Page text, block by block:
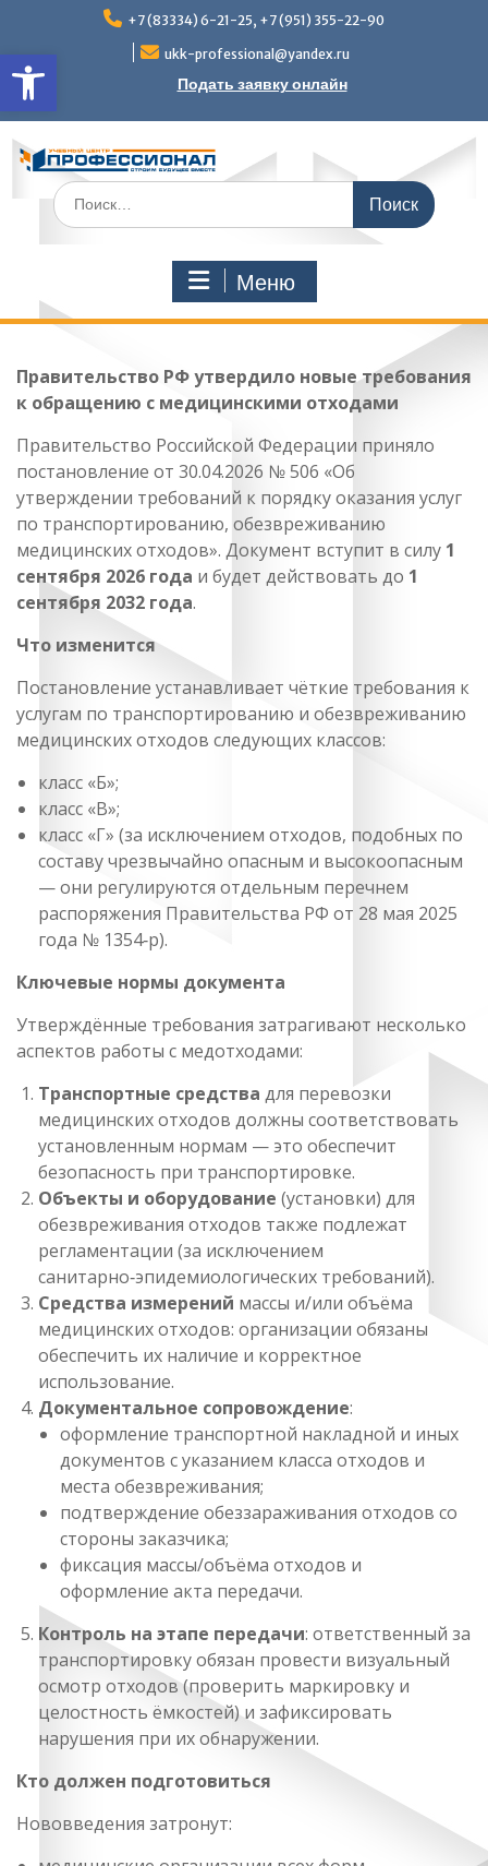
Открыть панель
содержимому
+7 (83334) 6-21-25, +7 (951) 355-22-90
ukk-professional@yandex.ru
Подать заявку онлайн
Поиск
по:
Меню
Правительство РФ утвердило новые требования
к обращению с медицинскими отходами
Правительство Российской Федерации приняло
постановление от 30.04.2026 № 506 «Об
утверждении требований к порядку оказания услуг
по транспортированию, обезвреживанию
медицинских отходов». Документ вступит в силу 1
сентября 2026 года и будет действовать до 1
сентября 2032 года.
Что изменится
Постановление устанавливает чёткие требования к
услугам по транспортированию и обезвреживанию
медицинских отходов следующих классов:
класс «Б»;
класс «В»;
класс «Г» (за исключением отходов, подобных по
составу чрезвычайно опасным и высокоопасным
— они регулируются отдельным перечнем
распоряжения Правительства РФ от 28 мая 2025
года № 1354‑р).
Ключевые нормы документа
Утверждённые требования затрагивают несколько
аспектов работы с медотходами:
Транспортные средства для перевозки
медицинских отходов должны соответствовать
установленным нормам — это обеспечит
безопасность при транспортировке.
Объекты и оборудование (установки) для
обезвреживания отходов также подлежат
регламентации (за исключением
санитарно‑эпидемиологических требований).
Средства измерений массы и/или объёма
медицинских отходов: организации обязаны
обеспечить их наличие и корректное
использование.
Документальное сопровождение:
оформление транспортной накладной и иных
документов с указанием класса отходов и
места обезвреживания;
подтверждение обеззараживания отходов со
стороны заказчика;
фиксация массы/объёма отходов и
оформление акта передачи.
Контроль на этапе передачи: ответственный за
транспортировку обязан провести визуальный
осмотр отходов (проверить маркировку и
целостность ёмкостей) и зафиксировать
нарушения при их обнаружении.
Кто должен подготовиться
Нововведения затронут: